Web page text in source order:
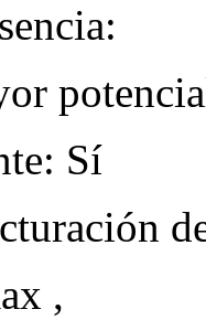
Sí
,